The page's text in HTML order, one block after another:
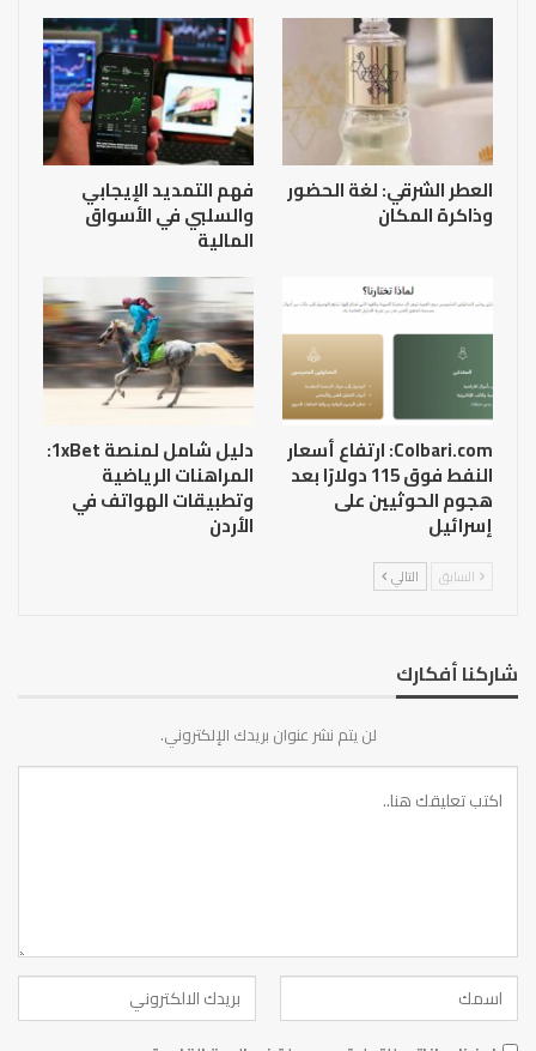
العطر الشرقي: لغة الحضور
وذاكرة المكان
فهم التمديد الإيجابي
والسلبي في الأسواق
المالية
Colbari.com: ارتفاع أسعار
النفط فوق 115 دولارًا بعد
هجوم الحوثيين على
إسرائيل
دليل شامل لمنصة 1xBet:
المراهنات الرياضية
وتطبيقات الهواتف في
الأردن
السابق التالي
شاركنا أفكارك
لن يتم نشر عنوان بريدك الإلكتروني.